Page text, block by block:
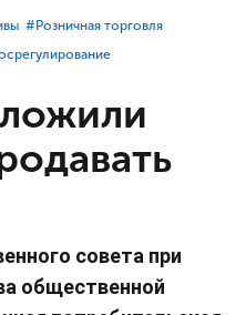
#⁣Розничная торговля
совета при
общественной